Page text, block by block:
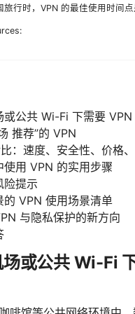
旅行时，VPN 的最佳使用时间点
或公共 Wi-Fi 下需要 VPN
推荐”的 VPN
：速度、安全性、价格
使用 VPN 的实用步骤
险提示
的 VPN 使用场景清单
与隐私保护的新方向
或公共 Wi-Fi